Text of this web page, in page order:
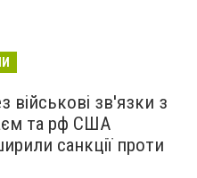
військові зв'язки з
та рф США
санкції проти